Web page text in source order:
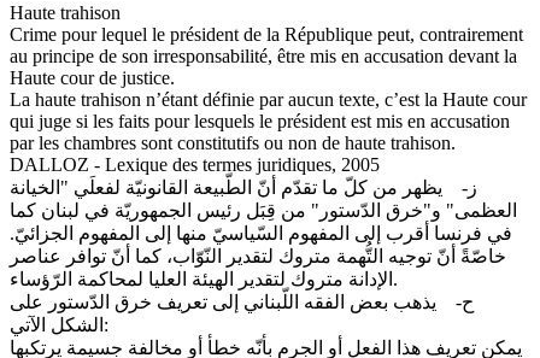
Haute trahison
Crime pour lequel le président de la République peut, contrairement
au principe de son irresponsabilité, être mis en accusation devant la
Haute cour de justice.
La haute trahison n’étant définie par aucun texte, c’est la Haute cour
qui juge si les faits pour lesquels le président est mis en accusation
par les chambres sont constitutifs ou non de haute trahison.
DALLOZ - Lexique des termes juridiques, 2005
‌ز- يظهر من كلّ ما تقدّم أنّ الطّبيعة القانونيّة لفعلَي "الخيانة
العظمى" و"خرق الدّستور" من قِبَل رئيس الجمهوريّة في لبنان كما
في فرنسا أقرب إلى المفهوم السّياسيّ منها إلى المفهوم الجزائيّ.
خاصّةً أنّ توجيه التُّهمة متروك لتقدير النّوّاب، كما أنّ توافر عناصر
الإدانة متروك لتقدير الهيئة العليا لمحاكمة الرّؤساء.
‌ح- يذهب بعض الفقه اللّبناني إلى تعريف خرق الدّستور على
الشكل الآتي:
يمكن تعريف هذا الفعل أو الجرم بأنّه خطأ أو مخالفة جسيمة يرتكبها